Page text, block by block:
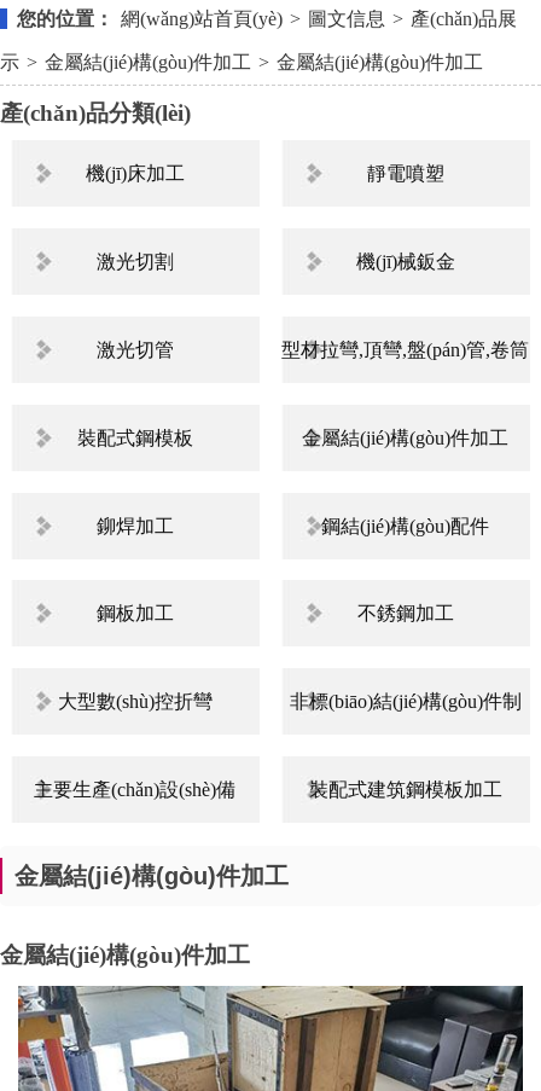
您的位置： 網(wǎng)站首頁(yè) > 圖文信息 > 產(chǎn)品展
示 > 金屬結(jié)構(gòu)件加工 > 金屬結(jié)構(gòu)件加工
產(chǎn)品分類(lèi)
機(jī)床加工 靜電噴塑
激光切割 機(jī)械鈑金
激光切管 型材拉彎,頂彎,盤(pán)管,卷筒
裝配式鋼模板 金屬結(jié)構(gòu)件加工
鉚焊加工 鋼結(jié)構(gòu)配件
鋼板加工 不銹鋼加工
大型數(shù)控折彎 非標(biāo)結(jié)構(gòu)件制
主要生產(chǎn)設(shè)備
裝配式建筑鋼模板加工
金屬結(jié)構(gòu)件加工
金屬結(jié)構(gòu)件加工